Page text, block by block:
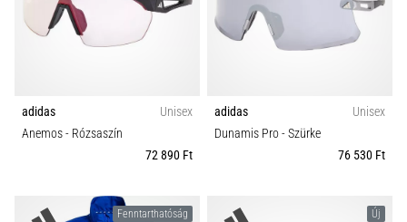
rendkívül
gyakori
egészségügyi
a…
megjelenítése
Melltartó támogatás
adidas
Unisex
Anemos- Rózsaszín
72 890 Ft
adidas
Unisex
Dunamis Pro- Szürke
76 530 Ft
Fenntarthatóság Új